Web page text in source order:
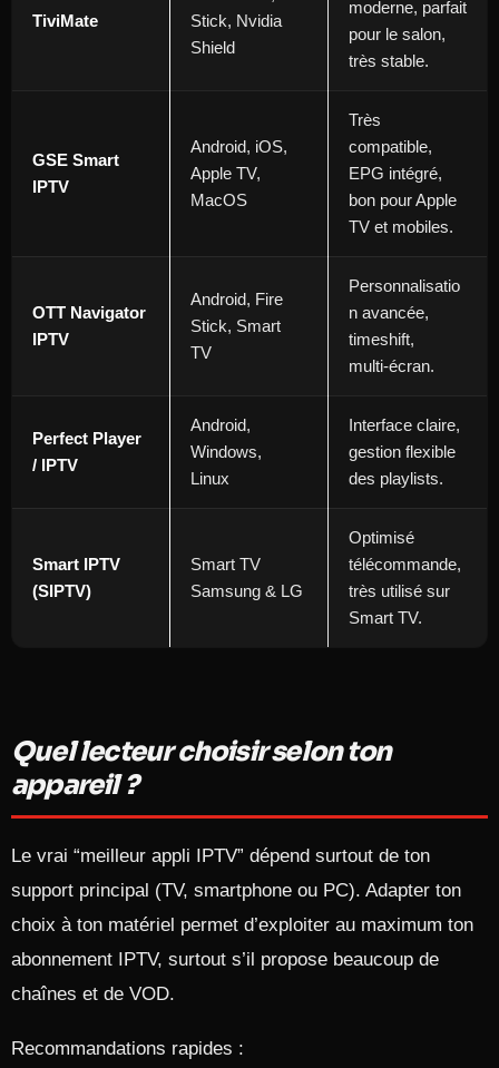
TiviMate
Stick, Nvidia
Shield ​
moderne, parfait
pour le salon,
très stable. ​
GSE Smart
IPTV
Android, iOS,
Apple TV,
MacOS ​
Très
compatible,
EPG intégré,
bon pour Apple
TV et mobiles. ​
OTT Navigator
IPTV
Android, Fire
Stick, Smart
TV ​
Personnalisatio
n avancée,
timeshift,
multi‑écran. ​
Perfect Player
/ IPTV
Android,
Windows,
Linux ​
Interface claire,
gestion flexible
des playlists. ​
Smart IPTV
(SIPTV)
Smart TV
Samsung & LG ​
Optimisé
télécommande,
très utilisé sur
Smart TV. ​
Quel lecteur choisir selon ton
appareil ?
Le vrai “meilleur appli IPTV” dépend surtout de ton
support principal (TV, smartphone ou PC). Adapter ton
choix à ton matériel permet d’exploiter au maximum ton
abonnement IPTV, surtout s’il propose beaucoup de
chaînes et de VOD.​
Recommandations rapides :